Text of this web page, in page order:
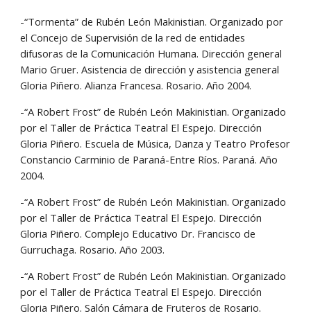
-“Tormenta” de Rubén León Makinistian. Organizado por
el Concejo de Supervisión de la red de entidades
difusoras de la Comunicación Humana. Dirección general
Mario Gruer. Asistencia de dirección y asistencia general
Gloria Piñero. Alianza Francesa. Rosario. Año 2004.
-“A Robert Frost” de Rubén León Makinistian. Organizado
por el Taller de Práctica Teatral El Espejo. Dirección
Gloria Piñero. Escuela de Música, Danza y Teatro Profesor
Constancio Carminio de Paraná-Entre Ríos. Paraná. Año
2004.
-“A Robert Frost” de Rubén León Makinistian. Organizado
por el Taller de Práctica Teatral El Espejo. Dirección
Gloria Piñero. Complejo Educativo Dr. Francisco de
Gurruchaga. Rosario. Año 2003.
-“A Robert Frost” de Rubén León Makinistian. Organizado
por el Taller de Práctica Teatral El Espejo. Dirección
Gloria Piñero. Salón Cámara de Fruteros de Rosario.